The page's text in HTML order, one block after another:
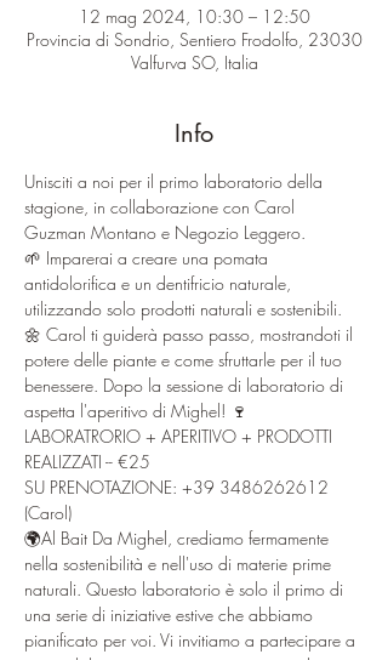
12 mag 2024, 10:30 – 12:50
Provincia di Sondrio, Sentiero Frodolfo, 23030
Valfurva SO, Italia
Info
Unisciti a noi per il primo laboratorio della
stagione, in collaborazione con Carol
Guzman Montano e Negozio Leggero.
🌱 Imparerai a creare una pomata
antidolorifica e un dentifricio naturale,
utilizzando solo prodotti naturali e sostenibili.
🌼 Carol ti guiderà passo passo, mostrandoti il
potere delle piante e come sfruttarle per il tuo
benessere. Dopo la sessione di laboratorio di
aspetta l'aperitivo di Mighel! 🍷
LABORATRORIO + APERITIVO + PRODOTTI
REALIZZATI -- €25
SU PRENOTAZIONE: +39 3486262612
(Carol)
🌍Al Bait Da Mighel, crediamo fermamente
nella sostenibilità e nell'uso di materie prime
naturali. Questo laboratorio è solo il primo di
una serie di iniziative estive che abbiamo
pianificato per voi. Vi invitiamo a partecipare a